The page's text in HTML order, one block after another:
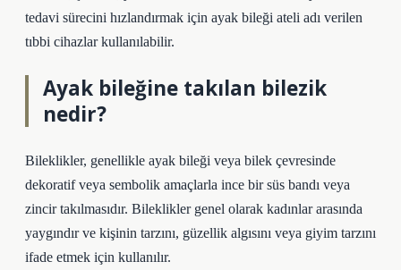
tedavi sürecini hızlandırmak için ayak bileği ateli adı verilen
tıbbi cihazlar kullanılabilir.
Ayak bileğine takılan bilezik
nedir?
Bileklikler, genellikle ayak bileği veya bilek çevresinde
dekoratif veya sembolik amaçlarla ince bir süs bandı veya
zincir takılmasıdır. Bileklikler genel olarak kadınlar arasında
yaygındır ve kişinin tarzını, güzellik algısını veya giyim tarzını
ifade etmek için kullanılır.